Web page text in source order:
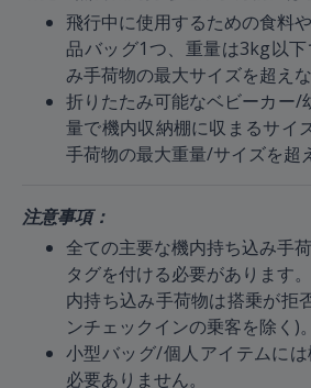
飛行中に使用するための食料
品バッグ1つ、重量は3kg以
み手荷物の最大サイズを超えな
折りたたみ可能なベビーカー/
量で機内収納棚に収まるサイ
手荷物の最大重量/サイズを超
注意事項：
全ての主要な機内持ち込み手
タグを付ける必要があります
内持ち込み手荷物は搭乗が拒
ンチェックインの乗客を除く)。
小型バッグ/個人アイテムに
必要ありません。